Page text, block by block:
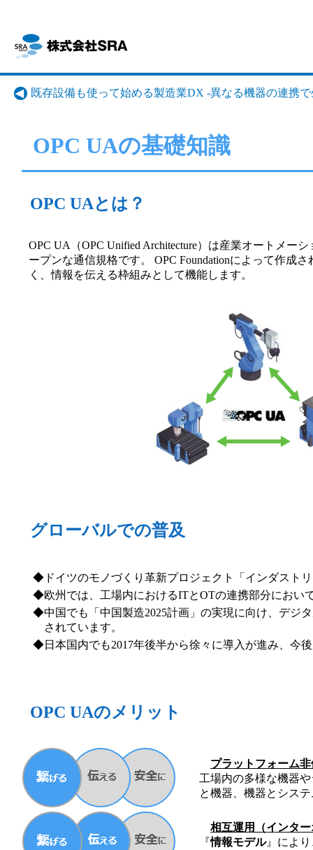
既存設備も使って始める製造業DX -異なる機器の連携
OPC UAの基礎知識
OPC UAとは？
OPC UA（OPC Unified Architecture）は産業オートメー
ープンな通信規格です。 OPC Foundationによって作成
く、情報を伝える枠組みとして機能します。
グローバルでの普及
ドイツのモノづくり革新プロジェクト「インダスト
欧州では、工場内におけるITとOTの連携部分におい
中国でも「中国製造2025計画」の実現に向け、デジ
されています。
日本国内でも2017年後半から徐々に導入が進み、今
OPC UAのメリット
プラットフォーム
工場内の多様な機器
と機器、機器とシス
相互運用（インタ
『情報モデル』によ